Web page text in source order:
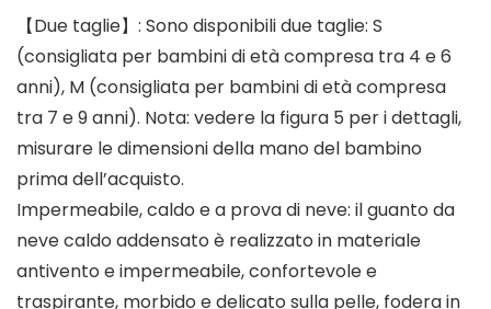
【Due taglie】: Sono disponibili due taglie: S
(consigliata per bambini di età compresa tra 4 e 6
anni), M (consigliata per bambini di età compresa
tra 7 e 9 anni). Nota: vedere la figura 5 per i dettagli,
misurare le dimensioni della mano del bambino
prima dell’acquisto.
Impermeabile, caldo e a prova di neve: il guanto da
neve caldo addensato è realizzato in materiale
antivento e impermeabile, confortevole e
traspirante, morbido e delicato sulla pelle, fodera in